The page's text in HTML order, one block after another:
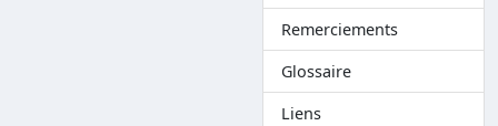
Remerciements
Glossaire
Liens